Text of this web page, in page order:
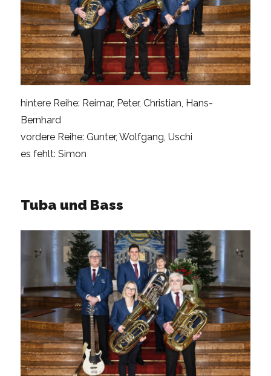
hintere Reihe: Reimar, Peter, Christian, Hans-
Bernhard
vordere Reihe: Gunter, Wolfgang, Uschi
es fehlt: Simon
Tuba und Bass